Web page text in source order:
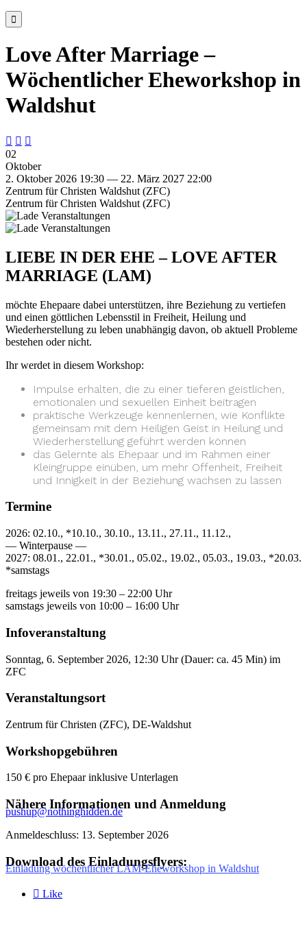

Love After Marriage –
Wöchentlicher Eheworkshop in
Waldshut
  
02
Oktober
2. Oktober 2026 19:30 — 22. März 2027 22:00
Zentrum für Christen Waldshut (ZFC)
Zentrum für Christen Waldshut (ZFC)
LIEBE IN DER EHE – LOVE AFTER
MARRIAGE (LAM)
möchte Ehepaare dabei unterstützen, ihre Beziehung zu vertiefen
und einen göttlichen Lebensstil in Freiheit, Heilung und
Wiederherstellung zu leben unabhängig davon, ob aktuell Probleme
bestehen oder nicht.
Ihr werdet in diesem Workshop:
Impulse erhalten, die zu einer tieferen geistlichen,
emotionalen und sexuellen Einheit beitragen
praktische Werkzeuge kennenlernen, wie Konflikte
gemeinsam mit dem Heiligen Geist in Heilung und
Wiederherstellung geführt werden können
das Gelernte als Ehepaar und im Rahmen einer
Kleingruppe einüben, um mehr Offenheit, Freiheit
und Innigkeit in der Beziehung wachsen zu lassen
Termine
2026: 02.10., *10.10., 30.10., 13.11., 27.11., 11.12.,
— Winterpause —
2027: 08.01., 22.01., *30.01., 05.02., 19.02., 05.03., 19.03., *20.03.
*samstags
freitags jeweils von 19:30 – 22:00 Uhr
samstags jeweils von 10:00 – 16:00 Uhr
Infoveranstaltung
Sonntag, 6. September 2026, 12:30 Uhr (Dauer: ca. 45 Min) im
ZFC
Veranstaltungsort
Zentrum für Christen (ZFC), DE-Waldshut
Workshopgebühren
150 € pro Ehepaar inklusive Unterlagen
Nähere Informationen und Anmeldung
pushup@nothinghidden.de
Anmeldeschluss: 13. September 2026
Download des Einladungsflyers:
Einladung wöchentlicher LAM-Eheworkshop in Waldshut
 Like